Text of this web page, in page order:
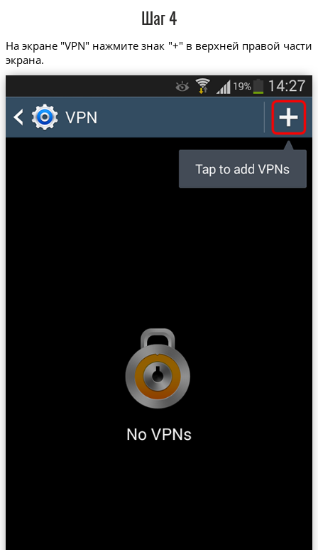
Шаг 4
На экране "VPN" нажмите знак "+" в верхней правой части
экрана.